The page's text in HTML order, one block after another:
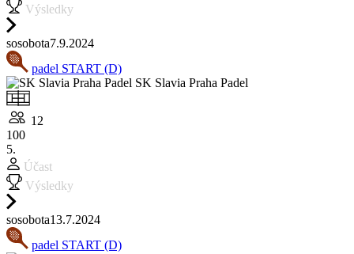
Výsledky
sosobota7.9.2024
padel START (D)
SK Slavia Praha Padel
12
100
5.
Účast
Výsledky
sosobota13.7.2024
padel START (D)